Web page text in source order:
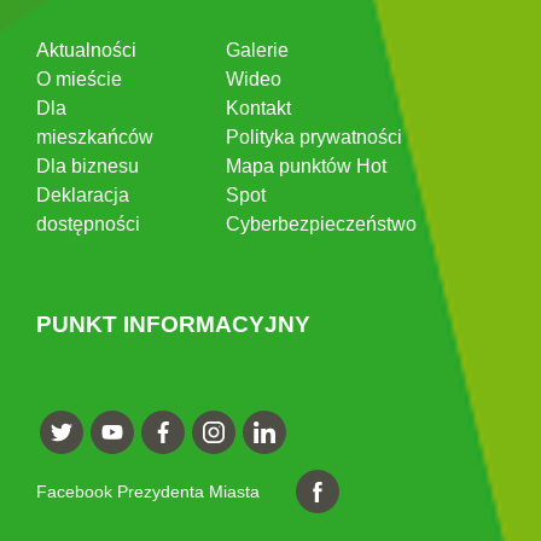
Aktualności
O mieście
Dla
mieszkańców
Dla biznesu
Deklaracja
dostępności
Galerie
Wideo
Kontakt
Polityka prywatności
Mapa punktów Hot
Spot
Cyberbezpieczeństwo
PUNKT INFORMACYJNY
Facebook Prezydenta Miasta